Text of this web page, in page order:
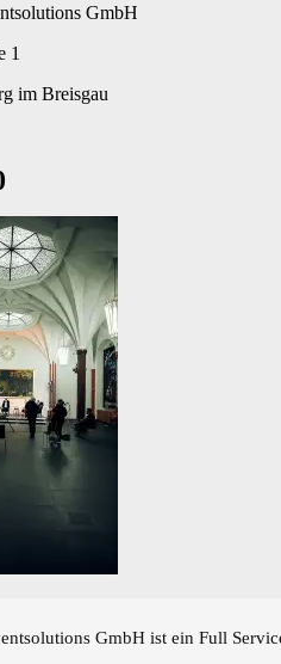
GmbH
1
im Breisgau
GmbH ist ein Full